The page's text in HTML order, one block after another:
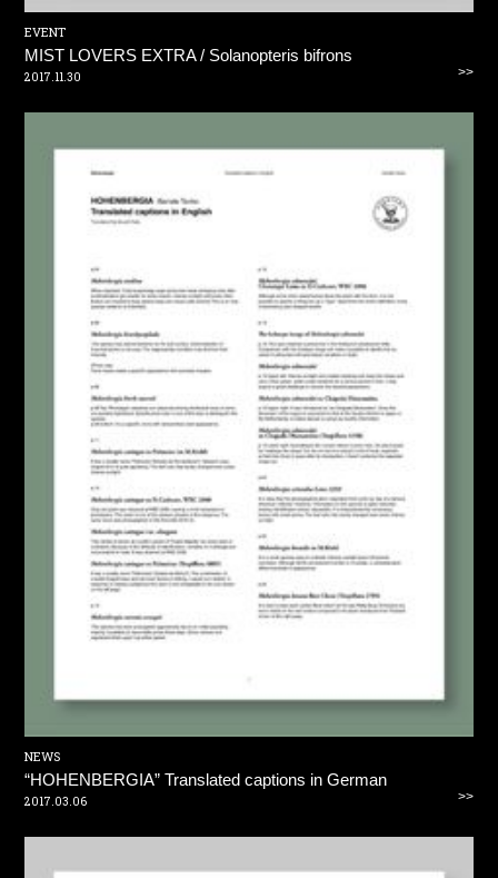
EVENT
MIST LOVERS EXTRA / Solanopteris bifrons
2017.11.30 >>
NEWS
“HOHENBERGIA” Translated captions in German
2017.03.06 >>